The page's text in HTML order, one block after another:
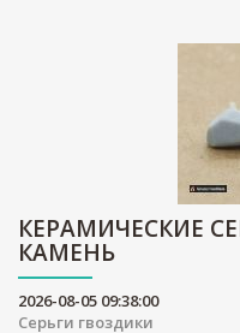
КЕРАМИЧЕСКИЕ
КАМЕНЬ
2026-08-05 09:38:00
Серьги гвоздики